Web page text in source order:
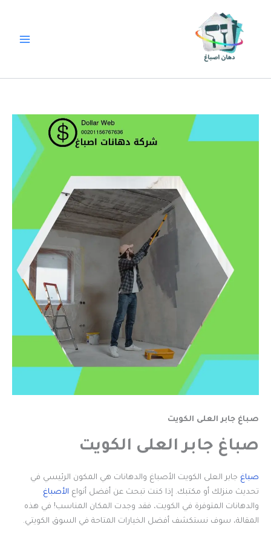
صباغ جابر العلى الكويت
صباغ جابر العلى الكويت
صباغ جابر العلى الكويت الأصباغ والدهانات هي المكون الرئيسي في
تحديث منزلك أو مكتبك. إذا كنت تبحث عن أفضل أنواع الأصباغ
والدهانات المتوفرة في الكويت، فقد وجدت المكان المناسب! في هذه
المقالة، سوف نستكشف أفضل الخيارات المتاحة في السوق الكويتي.